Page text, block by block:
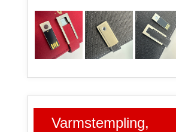
Varmstempling,